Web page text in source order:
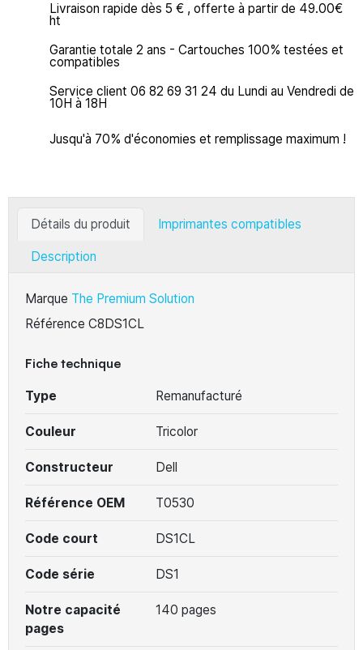
Livraison rapide dès 5 € , offerte à partir de 49.00€
ht
Garantie totale 2 ans - Cartouches 100% testées et
compatibles
Service client 06 82 69 31 24 du Lundi au Vendredi de
10H à 18H
Jusqu'à 70% d'économies et remplissage maximum !
Détails du produit Imprimantes compatibles
Description
Marque The Premium Solution
Référence C8DS1CL
Fiche technique
Type Remanufacturé
Couleur Tricolor
Constructeur Dell
Référence OEM T0530
Code court DS1CL
Code série DS1
Notre capacité
pages
140 pages